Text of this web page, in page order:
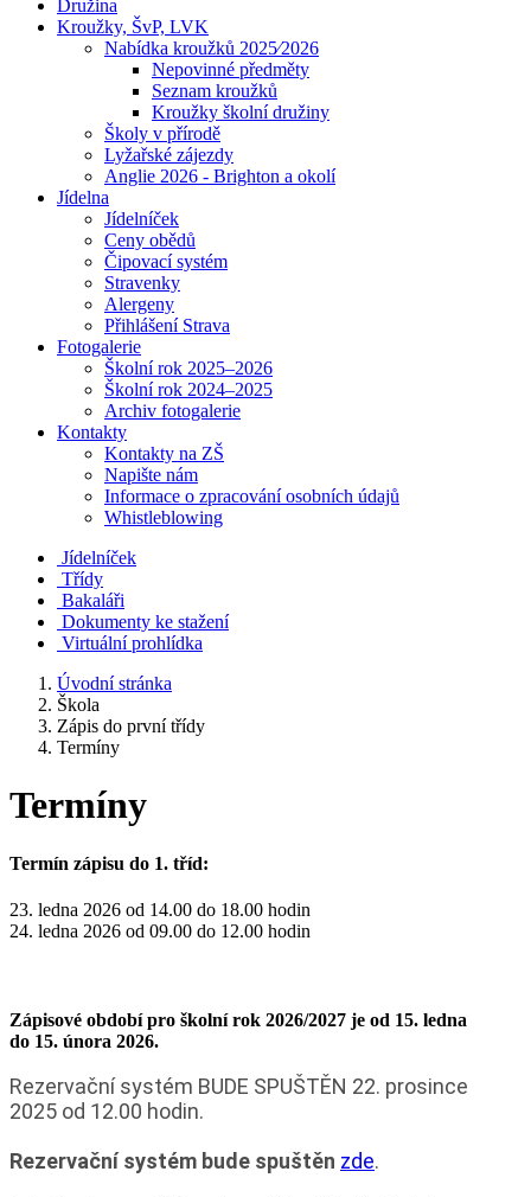
Družina
Kroužky, ŠvP, LVK
Nabídka kroužků 2025⁄2026
Nepovinné předměty
Seznam kroužků
Kroužky školní družiny
Školy v přírodě
Lyžařské zájezdy
Anglie 2026 - Brighton a okolí
Jídelna
Jídelníček
Ceny obědů
Čipovací systém
Stravenky
Alergeny
Přihlášení Strava
Fotogalerie
Školní rok 2025–2026
Školní rok 2024–2025
Archiv fotogalerie
Kontakty
Kontakty na ZŠ
Napište nám
Informace o zpracování osobních údajů
Whistleblowing
Jídelníček
Třídy
Bakaláři
Dokumenty ke stažení
Virtuální prohlídka
Úvodní stránka
Škola
Zápis do první třídy
Termíny
Termíny
Termín zápisu do 1. tříd:
23. ledna 2026 od 14.00 do 18.00 hodin
24. ledna 2026 od 09.00 do 12.00 hodin
Zápisové období pro školní rok 2026/2027 je od 15. ledna
do 15. února 2026.
Rezervační systém BUDE SPUŠTĚN 22. prosince
2025 od 12.00 hodin.
Rezervační systém bude spuštěn zde.